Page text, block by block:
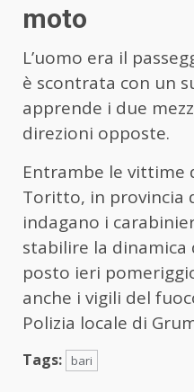
moto
L’uomo era il
è scontrata con un
apprende i due
direzioni opposte.
Entrambe le vittime
Toritto, in provincia
indagano i
stabilire la dinamica
posto ieri
anche i vigili del
Polizia locale di
Tags: bari